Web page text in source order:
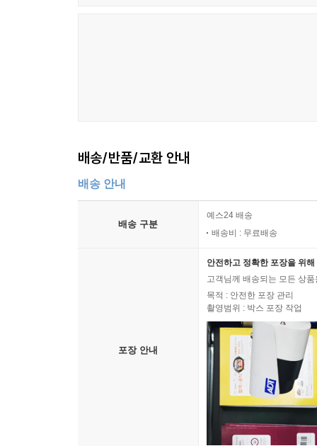
배송/반품/교환 안내
배송 안내
배송 구분
예스24 배송
배송비 : 무료배송
포장 안내
안전하고 정확한 포장을 위
고객님께 배송되는 모든 상
목적 : 안전한 포장 관리
촬영범위 : 박스 포장 작업